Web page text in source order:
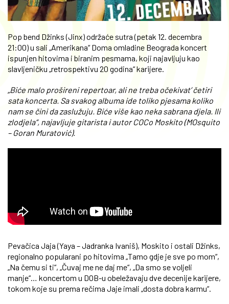
Pop bend Džinks (Jinx) održaće sutra (petak 12. decembra
21:00) u sali „Amerikana“ Doma omladine Beograda koncert
ispunjen hitovima i biranim pesmama, koji najavljuju kao
slavljeničku „retrospektivu 20 godina“ karijere.
„Biće malo prošireni repertoar, ali ne treba očekivat’ četiri
sata koncerta. Sa svakog albuma ide toliko pjesama koliko
nam se čini da zaslužuju. Biće više kao neka sabrana djela. Ili
zlodjela“, najavljuje gitarista i autor COCo Moskito (MOsquito
– Goran Muratović).
Pevačica Jaja (Yaya – Jadranka Ivaniš), Moskito i ostali Džinks,
regionalno popularani po hitovima „Tamo gdje je sve po mom“,
„Na čemu si ti“, „Čuvaj me ne daj me“, „Da smo se voljeli
manje“… koncertom u DOB-u obeležavaju dve decenije karijere,
tokom koje su prema rečima Jaje imali „dosta dobra karmu“.